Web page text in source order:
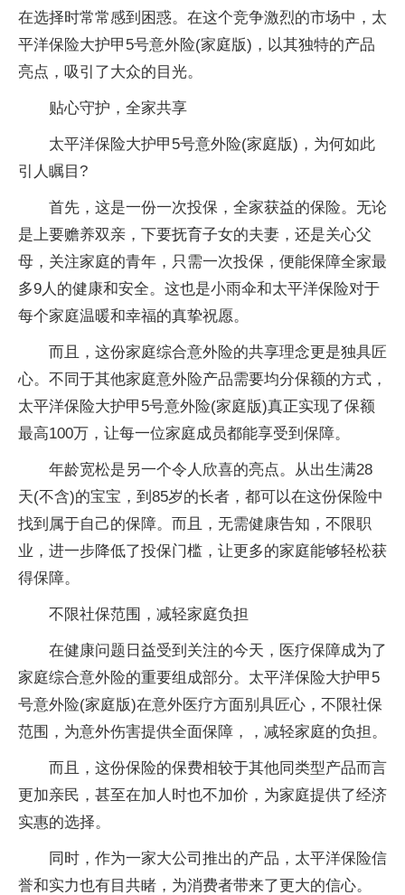
在选择时常常感到困惑。在这个竞争激烈的市场中，太
平洋保险大护甲5号意外险(家庭版)，以其独特的产品
亮点，吸引了大众的目光。
贴心守护，全家共享
太平洋保险大护甲5号意外险(家庭版)，为何如此
引人瞩目?
首先，这是一份一次投保，全家获益的保险。无论
是上要赡养双亲，下要抚育子女的夫妻，还是关心父
母，关注家庭的青年，只需一次投保，便能保障全家最
多9人的健康和安全。这也是小雨伞和太平洋保险对于
每个家庭温暖和幸福的真挚祝愿。
而且，这份家庭综合意外险的共享理念更是独具匠
心。不同于其他家庭意外险产品需要均分保额的方式，
太平洋保险大护甲5号意外险(家庭版)真正实现了保额
最高100万，让每一位家庭成员都能享受到保障。
年龄宽松是另一个令人欣喜的亮点。从出生满28
天(不含)的宝宝，到85岁的长者，都可以在这份保险中
找到属于自己的保障。而且，无需健康告知，不限职
业，进一步降低了投保门槛，让更多的家庭能够轻松获
得保障。
不限社保范围，减轻家庭负担
在健康问题日益受到关注的今天，医疗保障成为了
家庭综合意外险的重要组成部分。太平洋保险大护甲5
号意外险(家庭版)在意外医疗方面别具匠心，不限社保
范围，为意外伤害提供全面保障，，减轻家庭的负担。
而且，这份保险的保费相较于其他同类型产品而言
更加亲民，甚至在加人时也不加价，为家庭提供了经济
实惠的选择。
同时，作为一家大公司推出的产品，太平洋保险信
誉和实力也有目共睹，为消费者带来了更大的信心。